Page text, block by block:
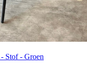
Stof - Groen